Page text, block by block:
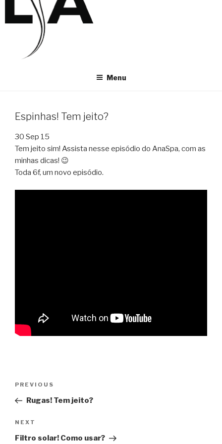
Menu
Espinhas! Tem jeito?
30 Sep 15
Tem jeito sim! Assista nesse episódio do AnaSpa, com as
minhas dicas! 😉
Toda 6f, um novo episódio.
Post
Previous
Post
PREVIOUS
Rugas! Tem jeito?
Next
Post
NEXT
Filtro solar! Como usar?